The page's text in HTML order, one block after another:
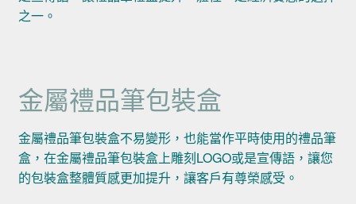
之一。
金屬禮品筆包裝盒
金屬禮品筆包裝盒不易變形，也能當作平時使用的禮品筆
盒，在金屬禮品筆包裝盒上雕刻LOGO或是宣傳語，讓您
的包裝盒整體質感更加提升，讓客戶有尊榮感受。